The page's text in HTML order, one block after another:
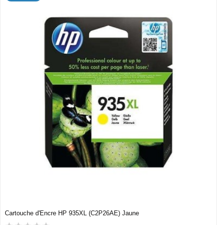
Cartouche d'Encre HP 935XL (C2P26AE) Jaune